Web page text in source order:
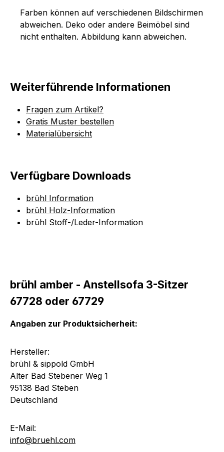
Farben können auf verschiedenen Bildschirmen
abweichen. Deko oder andere Beimöbel sind
nicht enthalten. Abbildung kann abweichen.
Weiterführende Informationen
Fragen zum Artikel?
Gratis Muster bestellen
Materialübersicht
Verfügbare Downloads
brühl Information
brühl Holz-Information
brühl Stoff-/Leder-Information
brühl amber - Anstellsofa 3-Sitzer
67728 oder 67729
Angaben zur Produktsicherheit:
Hersteller:
brühl & sippold GmbH
Alter Bad Stebener Weg 1
95138 Bad Steben
Deutschland
E-Mail:
info@bruehl.com